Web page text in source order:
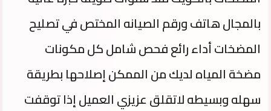
بالمجال هاتف ورقم الصيانه المختص في تصليح
المضخات أداء رائع فحص شامل كل مكونات
مضخة المياه لديك من الممكن إصلاحها بطريقة
سهله وبسيطه لاتقلق عزيزي العميل إذا توقفت